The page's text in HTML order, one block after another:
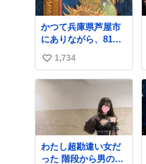
いましたとさ。
かつて兵庫県芦屋市
にありながら、81年
前のきょう、8月6日
の阪神大空襲の折に
残念ながら焼失し
「 #ヒマワリ 」。 当
館は、東京都にある
武者小路実篤記念館
にご協力いただき、
当時発行されたカラ
い
い
数
1,734
わたし超勘違い女だ
った 階段から男の人